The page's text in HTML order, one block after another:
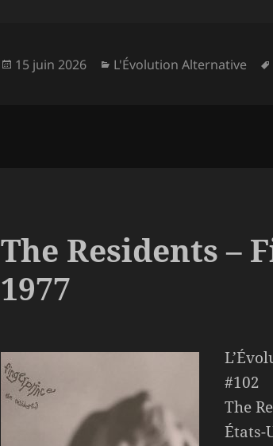
Publié
15 juin 2026 Catégories
L'Évolution Alternative
The Residents –
1977
#102
The
États-